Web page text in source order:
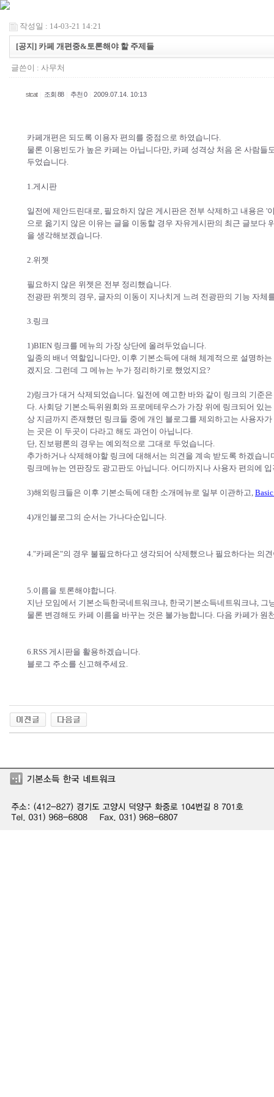
작성일 : 14-03-21 14:21
[공지] 카페 개편중&토론해야 할 주제들
글쓴이 : 사무처
stcat 조회 88 추천 0 2009.07.14. 10:13
카페개편은 되도록 이용자 편의를 중점으로 하였습니다.
물론 이용빈도가 높은 카페는 아닙니다만, 카페 성격상 처음 온 사람
두었습니다.
1.게시판
일전에 제안드린대로, 필요하지 않은 게시판은 전부 삭제하고 내용은
으로 옮기지 않은 이유는 글을 이동할 경우 자유게시판의 최근 글보다
을 생각해보겠습니다.
2.위젯
필요하지 않은 위젯은 전부 정리했습니다.
전광판 위젯의 경우, 글자의 이동이 지나치게 느려 전광판의 기능 자체
3.링크
1)BIEN 링크를 메뉴의 가장 상단에 올려두었습니다.
일종의 배너 역할입니다만, 이후 기본소득에 대해 체계적으로 설명하
겠지요. 그런데 그 메뉴는 누가 정리하기로 했었지요?
2)링크가 대거 삭제되었습니다. 일전에 예고한 바와 같이 링크의 기준
다. 사회당 기본소득위원회와 프로메테우스가 가장 위에 링크되어 있
상 지금까지 존재했던 링크들 중에 개인 블로그를 제외하고는 사용자
는 곳은 이 두곳이 다라고 해도 과언이 아닙니다.
단, 진보평론의 경우는 예외적으로 그대로 두었습니다.
추가하거나 삭제해야할 링크에 대해서는 의견을 계속 받도록 하겠습니
링크메뉴는 연판장도 광고판도 아닙니다. 어디까지나 사용자 편의에
3)해외링크들은 이후 기본소득에 대한 소개메뉴로 일부 이관하고,
4)개인블로그의 순서는 가나다순입니다.
4."카페온"의 경우 불필요하다고 생각되어 삭제했으나 필요하다는 의
5.이름을 토론해야합니다.
지난 모임에서 기본소득한국네트워크냐, 한국기본소득네트워크냐,
물론 변경해도 카페 이름을 바꾸는 것은 불가능합니다. 다음 카페가 원
6.RSS 게시판을 활용하겠습니다.
블로그 주소를 신고해주세요.